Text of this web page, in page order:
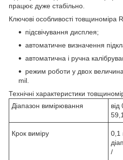
працює дуже стабільно.
Ключові особливості товщиноміра
підсвічування дисплея;
автоматичне визначення
автоматична і ручна
режим роботи у двох
mil.
Технічні характеристики
Діапазон вимірювання
Крок виміру
0,1
/